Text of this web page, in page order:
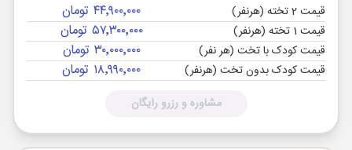
قیمت 2 تخته (هرنفر) ۴۴٬۹۰۰٬۰۰۰ تومان
قیمت 1 تخته (هرنفر) ۵۷٬۳۰۰٬۰۰۰ تومان
قیمت کودک با تخت (هر نفر) ۳۰٬۰۰۰٬۰۰۰ تومان
قیمت کودک بدون تخت (هرنفر) ۱۸٬۹۹۰٬۰۰۰ تومان
مشاوره و رزرو رایگان